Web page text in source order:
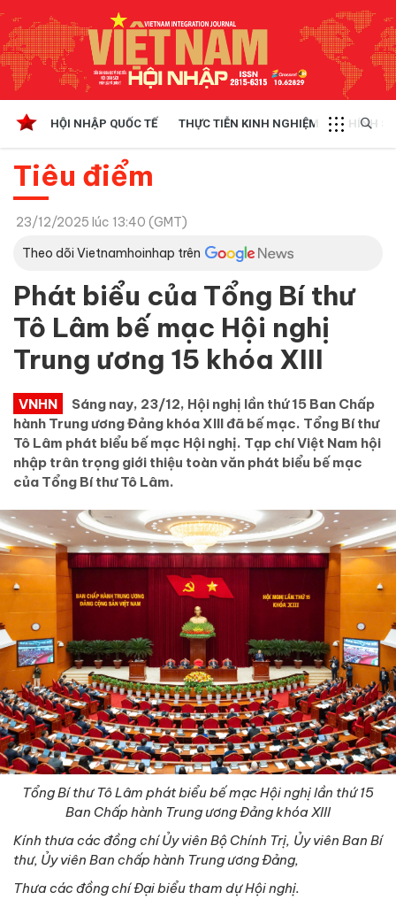
HỘI NHẬP QUỐC TẾ THỰC TIỄN KINH NGHIỆM CHÍNH
Tiêu điểm
23/12/2025 lúc 13:40 (GMT)
Theo dõi Vietnamhoinhap trên
Phát biểu của Tổng Bí thư
Tô Lâm bế mạc Hội nghị
Trung ương 15 khóa XIII
VNHN
Sáng nay, 23/12, Hội nghị lần thứ 15 Ban Chấp
hành Trung ương Đảng khóa XIII đã bế mạc. Tổng Bí thư
Tô Lâm phát biểu bế mạc Hội nghị. Tạp chí Việt Nam hội
nhập trân trọng giới thiệu toàn văn phát biểu bế mạc
của Tổng Bí thư Tô Lâm.
Tổng Bí thư Tô Lâm phát biểu bế mạc Hội nghị lần thứ 15
Ban Chấp hành Trung ương Đảng khóa XIII
Kính thưa các đồng chí Ủy viên Bộ Chính Trị, Ủy viên Ban Bí
thư, Ủy viên Ban chấp hành Trung ươngĐảng,
Thưacác đồng chí Đại biểu tham dự Hội nghị.